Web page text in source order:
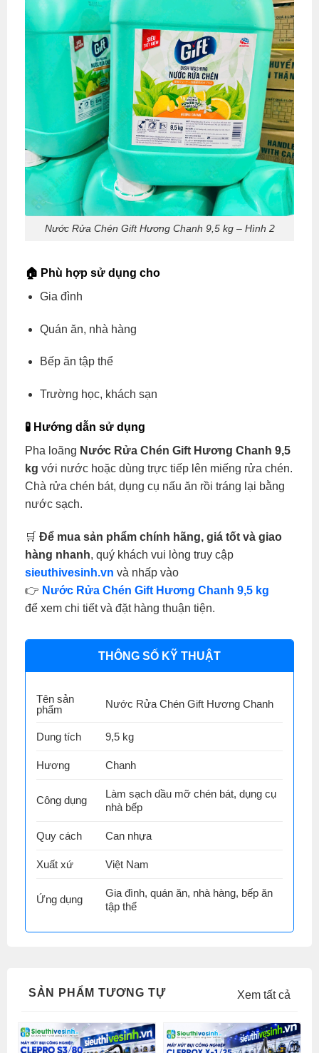
Nước Rửa Chén Gift Hương Chanh 9,5 kg – Hình 2
🏠 Phù hợp sử dụng cho
Gia đình
Quán ăn, nhà hàng
Bếp ăn tập thể
Trường học, khách sạn
🧪 Hướng dẫn sử dụng
Pha loãng Nước Rửa Chén Gift Hương Chanh 9,5
kg với nước hoặc dùng trực tiếp lên miếng rửa chén.
Chà rửa chén bát, dụng cụ nấu ăn rồi tráng lại bằng
nước sạch.
🛒 Để mua sản phẩm chính hãng, giá tốt và giao
hàng nhanh, quý khách vui lòng truy cập
sieuthivesinh.vn và nhấp vào
👉 Nước Rửa Chén Gift Hương Chanh 9,5 kg
để xem chi tiết và đặt hàng thuận tiện.
THÔNG SỐ KỸ THUẬT
Tên sản
phẩm
Nước Rửa Chén Gift Hương Chanh
Dung tích 9,5 kg
Hương Chanh
Công dụng
Làm sạch dầu mỡ chén bát, dụng cụ
nhà bếp
Quy cách Can nhựa
Xuất xứ Việt Nam
Ứng dụng
Gia đình, quán ăn, nhà hàng, bếp ăn
tập thể
SẢN PHẨM TƯƠNG TỰ Xem tất cả